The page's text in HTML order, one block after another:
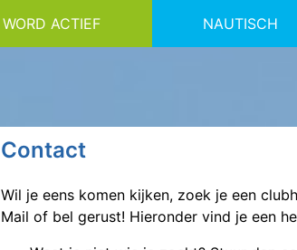
WORD ACTIEF NAUTISCH
Contact
Wil je eens komen kijken, zoek je een
Mail of bel gerust! Hieronder vind je een